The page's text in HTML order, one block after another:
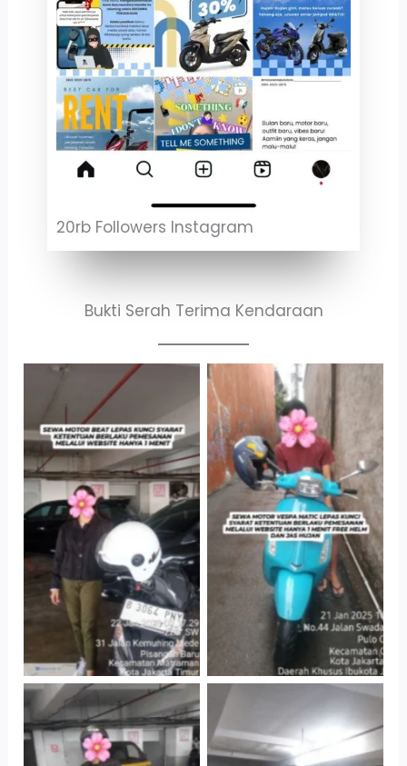
20rb Followers Instagram
Bukti Serah Terima Kendaraan
Cityplaza
Jatinegara Gedung
Parkir P6A
Antar Jemput
Kendaraan